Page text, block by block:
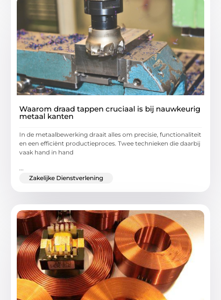
Waarom draad tappen cruciaal is bij nauwkeurig
metaal kanten
In de metaalbewerking draait alles om precisie, functionaliteit
en een efficiënt productieproces. Twee technieken die daarbij
vaak hand in hand
Zakelijke Dienstverlening